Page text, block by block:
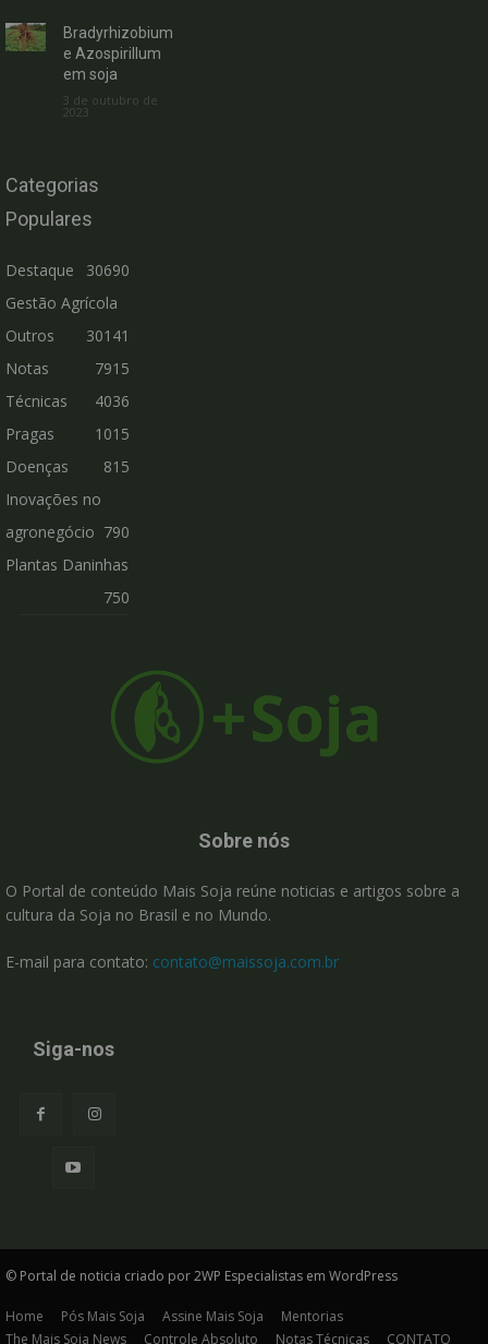
Bradyrhizobium
e Azospirillum
em soja
3 de outubro de
2023
Categorias
Populares
Destaque
30690
Gestão Agrícola
30141
Outros
7915
Notas
Técnicas
4036
Pragas
1015
Doenças
815
Inovações no
agronegócio 790
Plantas Daninhas
750
Sobre nós
O Portal de conteúdo Mais Soja reúne noticias e artigos sobre a
cultura da Soja no Brasil e no Mundo.
E-mail para contato: contato@maissoja.com.br
Siga-nos
© Portal de noticia criado por 2WP Especialistas em WordPress
Home Pós Mais Soja Assine Mais Soja
Mentorias
The Mais Soja News
Controle Absoluto Notas Técnicas CONTATO